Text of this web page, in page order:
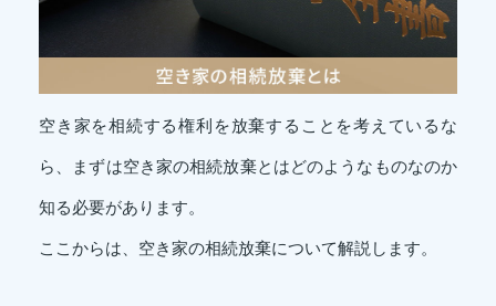
空き家を相続する権利を放棄することを考えているな
ら、まずは空き家の相続放棄とはどのようなものなのか
知る必要があります。
ここからは、空き家の相続放棄について解説します。